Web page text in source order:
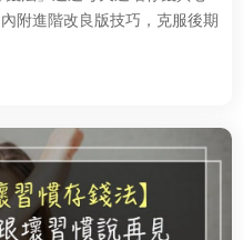
附進階改良版技巧，克服後期